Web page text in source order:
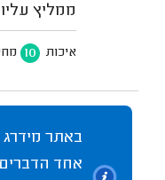
ממליץ
איכות 10
באתר מידרג
אחד